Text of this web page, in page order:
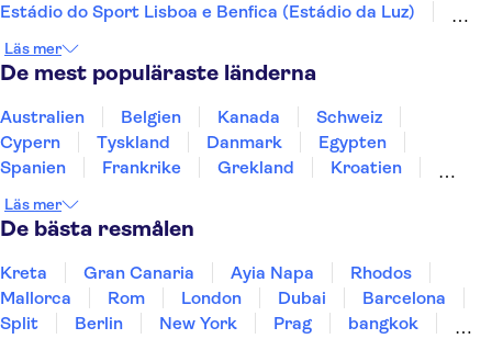
Estádio do Sport Lisboa e Benfica (Estádio da Luz)
Arco da Rua Augusta
Calouste Gulbenkian Museum
Lissabons zoo
Pena-palatset
Peneda-Geres nationalpark
Benagil-grottan
Moriska slottet
Läs mer
De mest populäraste länderna
Australien Belgien Kanada
Schweiz
Cypern
Tyskland Danmark
Egypten
Spanien
Frankrike Grekland
Kroatien
Sverige
Thailand
Läs mer
De bästa resmålen
Kreta Gran Canaria Ayia Napa
Rhodos
Mallorca
Rom London Dubai
Barcelona
Split
Berlin New York Prag
bangkok